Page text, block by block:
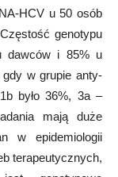
HCV u 50 osób
genotypu
dawców i 85% u
w grupie anty-
było 36%, 3a –
mają duże
w epidemiologii
terapeutycznych,